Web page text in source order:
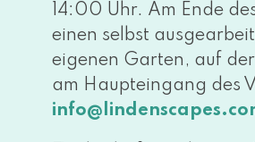
14:00 Uhr. Am Ende
einen selbst
eige­nen Garten, auf
am Haupteingang des